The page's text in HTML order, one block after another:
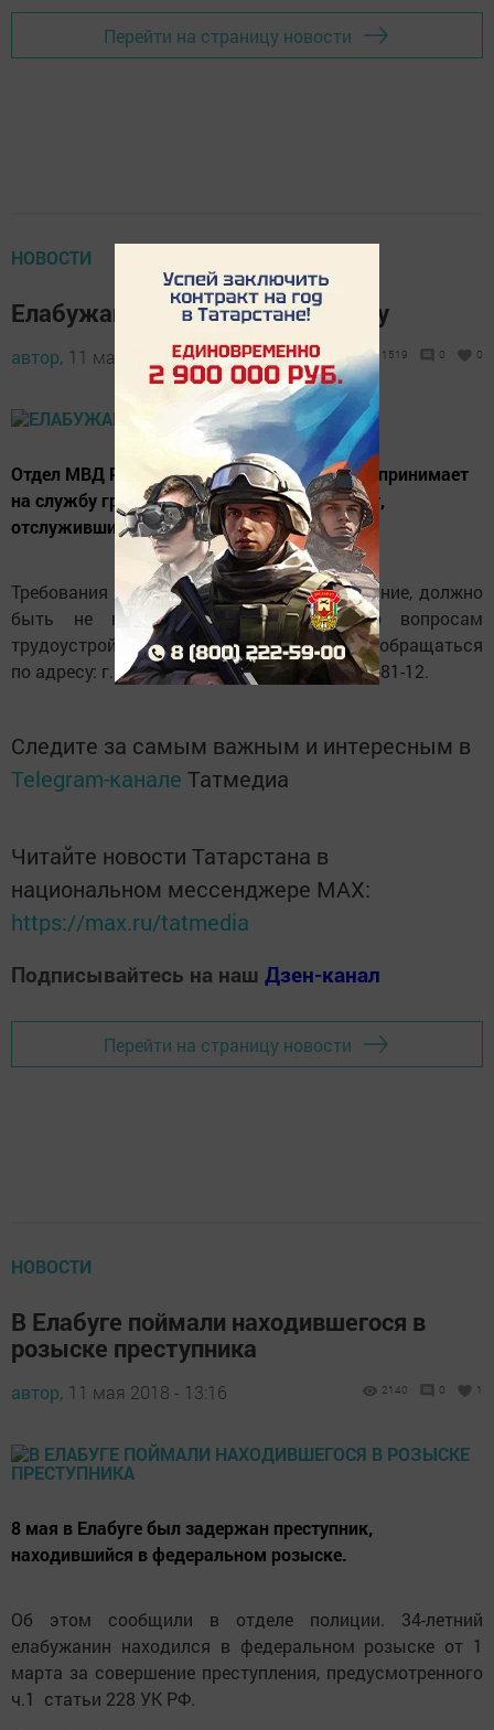
Перейти на страницу новости
НОВОСТИ
Елабужан приглашают на работу
автор, 11 мая 2018 - 13:31 1519 0 0
Отдел МВД России по Елабужскому району принимает
на службу граждан РФ в возрасте до 35 лет,
отслужившим в вооруженных силах.
Требования по приему на службу, образование, должно
быть не ниже полного среднего. По вопросам
трудоустройства и оформления на службу обращаться
по адресу: г. Елабуга ул.Горького д.93, тел.7-81-12.
Следите за самым важным и интересным в
Telegram-канале Татмедиа
Читайте новости Татарстана в
национальном мессенджере MАХ:
https://max.ru/tatmedia
Подписывайтесь на наш Дзен-канал
Перейти на страницу новости
НОВОСТИ
В Елабуге поймали находившегося в
розыске преступника
автор, 11 мая 2018 - 13:16 2140 0 1
8 мая в Елабуге был задержан преступник,
находившийся в федеральном розыске.
Об этом сообщили в отделе полиции. 34-летний
елабужанин находился в федеральном розыске от 1
марта за совершение преступления, предусмотренного
ч.1 статьи 228 УК РФ.